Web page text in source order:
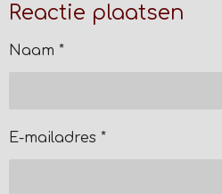
e
n
l
e
e
n
Reactie plaatsen
Naam *
E-mailadres *